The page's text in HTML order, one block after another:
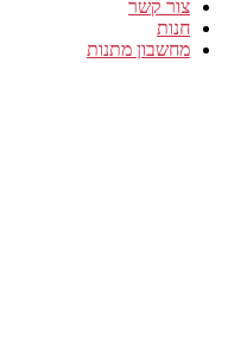
צור קשר
חנות
מחשבון מתנות